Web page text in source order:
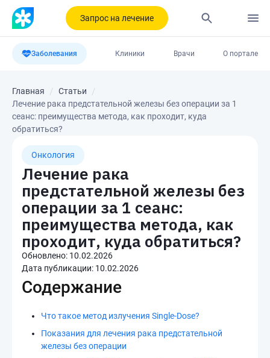
Запрос на лечение
Заболевания Клиники Врачи О портале
Главная
Статьи
Лечение рака предстательной железы без операции за 1
сеанс: преимущества метода, как проходит, куда
обратиться?
Онкология
Лечение рака
предстательной железы без
операции за 1 сеанс:
преимущества метода, как
проходит, куда обратиться?
Обновлено: 10.02.2026
Дата публикации: 10.02.2026
Содержание
Что такое метод излучения Single-Dose?
Показания для лечения рака предстательной
железы без операции